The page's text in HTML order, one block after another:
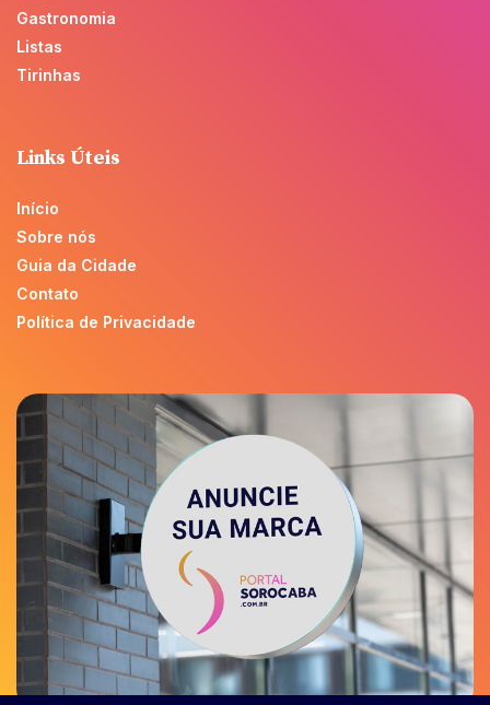
Gastronomia
Listas
Tirinhas
Links Úteis
Início
Sobre nós
Guia da Cidade
Contato
Política de Privacidade